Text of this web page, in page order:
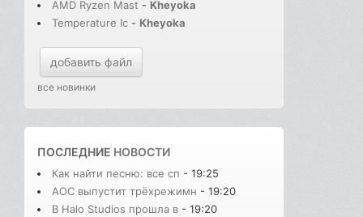
AMD Ryzen Mast - Kheyoka
Temperature Ic - Kheyoka
добавить файл
все новинки
ПОСЛЕДНИЕ НОВОСТИ
Как найти песню: все сп - 19:25
AOC выпустит трёхрежимн - 19:20
В Halo Studios прошла в - 19:20